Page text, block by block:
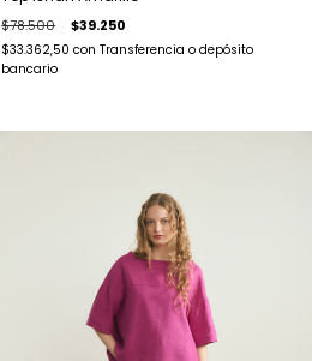
$78.500 $39.250
$33.362,50con Transferencia o depósito
bancario